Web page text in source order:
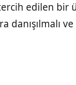
edilen bir
danışılmalı